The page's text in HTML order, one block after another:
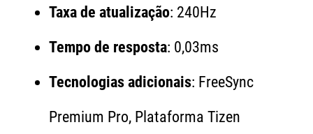
Taxa de atualização: 240Hz
Tempo de resposta: 0,03ms
Tecnologias adicionais: FreeSync
Premium Pro, Plataforma Tizen